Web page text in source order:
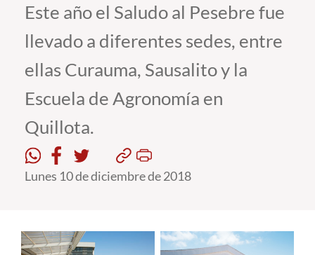
Admisión
Pregrado
Postgrado
Formación Continua
Estudiantes
Alumni
Este año el Saludo al Pesebre fue
llevado a diferentes sedes, entre
ellas Curauma, Sausalito y la
Escuela de Agronomía en
Quillota.
Lunes 10 de diciembre de 2018